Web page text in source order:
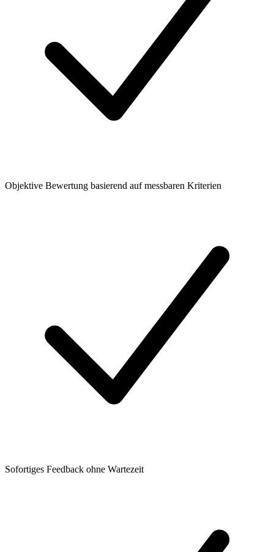
Objektive Bewertung basierend auf messbaren Kriterien
Sofortiges Feedback ohne Wartezeit